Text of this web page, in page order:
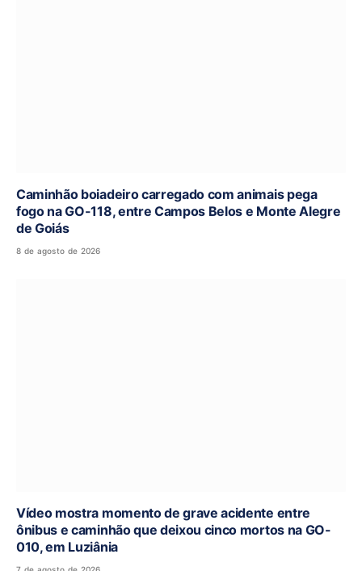
Caminhão boiadeiro carregado com animais pega
fogo na GO-118, entre Campos Belos e Monte Alegre
de Goiás
8 de agosto de 2026
Vídeo mostra momento de grave acidente entre
ônibus e caminhão que deixou cinco mortos na GO-
010, em Luziânia